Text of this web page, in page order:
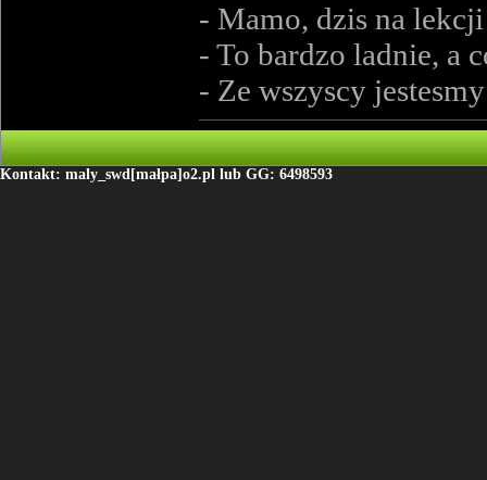
- Mamo, dzis na
- To bardzo ladnie, a
- Ze wszyscy
Kontakt: maly_swd[małpa]o2.pl lub GG: 6498593